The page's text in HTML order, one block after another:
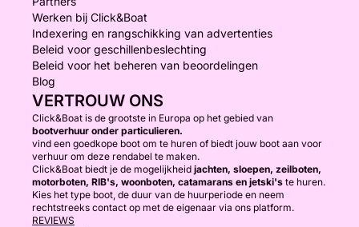
Werken bij Click&Boat
Indexering en rangschikking van advertenties
Beleid voor geschillenbeslechting
Beleid voor het beheren van beoordelingen
Blog
VERTROUW ONS
Click&Boat is de grootste in Europa op het gebied van
bootverhuur onder particulieren.
vind een goedkope boot om te huren of biedt jouw boot aan voor
verhuur om deze rendabel te maken.
Click&Boat biedt je de mogelijkheid jachten, sloepen, zeilboten,
motorboten, RIB's, woonboten, catamarans en jetski's te huren.
Kies het type boot, de duur van de huurperiode en neem
rechtstreeks contact op met de eigenaar via ons platform.
REVIEWS